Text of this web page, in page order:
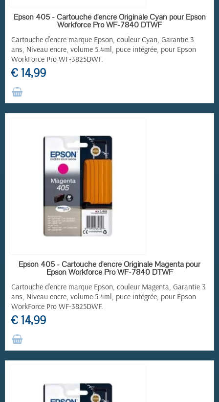
RUPTURE DE STOCK
Epson 405 - Cartouche d'encre Originale Cyan pour Epson
Workforce Pro WF-7840 DTWF
Cartouche d'encre marque Epson, couleur Cyan, Garantie 3
ans, Niveau encre, volume 5.4ml, puce intégrée, pour Epson
WorkForce Pro WF-3825DWF.
€ 14,99
RUPTURE DE STOCK
Epson 405 - Cartouche d'encre Originale Magenta pour
Epson Workforce Pro WF-7840 DTWF
Cartouche d'encre marque Epson, couleur Magenta, Garantie 3
ans, Niveau encre, volume 5.4ml, puce intégrée, pour Epson
WorkForce Pro WF-3825DWF.
€ 14,99